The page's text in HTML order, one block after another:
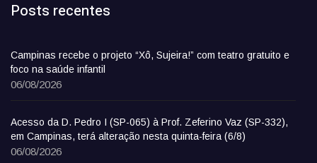
Posts recentes
Campinas recebe o projeto “Xô, Sujeira!” com teatro gratuito e
foco na saúde infantil
06/08/2026
Acesso da D. Pedro I (SP-065) à Prof. Zeferino Vaz (SP-332),
em Campinas, terá alteração nesta quinta-feira (6/8)
06/08/2026